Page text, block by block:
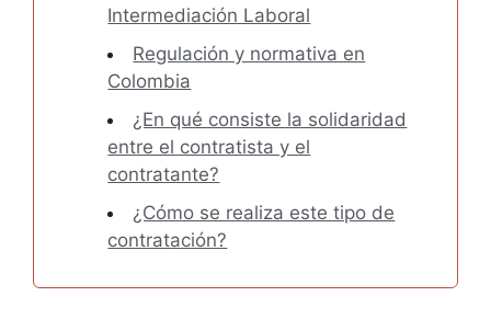
Intermediación Laboral
Regulación y normativa en
Colombia
¿En qué consiste la solidaridad
entre el contratista y el
contratante?
¿Cómo se realiza este tipo de
contratación?